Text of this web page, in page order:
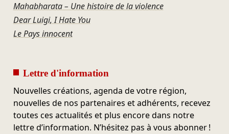
Mahabharata – Une histoire de la violence
Dear Luigi, I Hate You
Le Pays innocent
Lettre d'information
Nouvelles créations, agenda de votre région,
nouvelles de nos partenaires et adhérents, recevez
toutes ces actualités et plus encore dans notre
lettre d’information. N’hésitez pas à vous abonner !